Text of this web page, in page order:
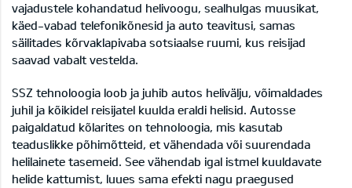
vajadustele kohandatud helivoogu, sealhulgas muusikat,
käed-vabad telefonikõnesid ja auto teavitusi, samas
säilitades kõrvaklapivaba sotsiaalse ruumi, kus reisijad
saavad vabalt vestelda.
SSZ tehnoloogia loob ja juhib autos helivälju, võimaldades
juhil ja kõikidel reisijatel kuulda eraldi helisid. Autosse
paigaldatud kõlarites on tehnoloogia, mis kasutab
teaduslikke põhimõtteid, et vähendada või suurendada
helilainete tasemeid. See vähendab igal istmel kuuldavate
helide kattumist, luues sama efekti nagu praegused